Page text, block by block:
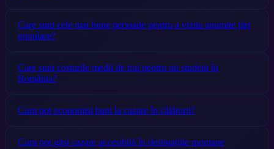
Care sunt cele mai bune perioade pentru a vizita anumite țări
populare?
Care sunt costurile medii de trai pentru un student în
România?
Cum pot economisi bani la cazare în călătorii?
Cum pot găsi cazare accesibilă în destinațiile montane